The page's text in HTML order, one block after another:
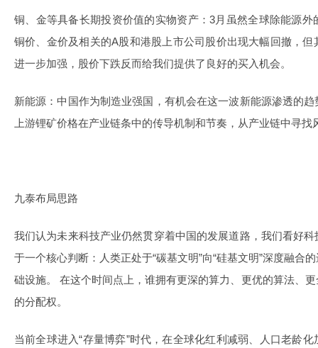
铜、金等具备长期投资价值的实物资产：3月虽然全球除能源
铜价、金价及相关的A股和港股上市公司股价出现大幅回撤，
进一步加强，股价下跌反而给我们提供了良好的买入机会。
新能源：中国作为制造业强国，有机会在这一波新能源渗透的
上游锂矿价格在产业链条中的传导机制和节奏，从产业链中寻
九泰布局思路
我们认为未来科技产业仍然贯穿着中国的发展道路，我们看好
于一个核心判断：人类正处于“碳基文明”向“硅基文明”深度融合
础设施。 在这个时间点上，谁拥有更深的算力、更优的算法、
的分配权。
当前全球进入“存量博弈”时代，在全球化红利减弱、人口老龄